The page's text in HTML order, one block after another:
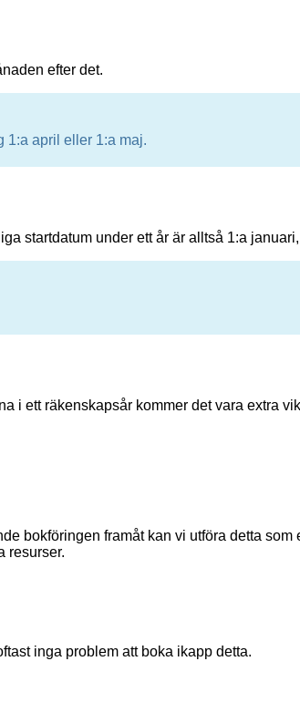
efter det.
1:a april eller 1:a maj.
startdatum under ett år är alltså 1:a
i ett räkenskapsår kommer det vara extra
bokföringen framåt kan vi utföra detta
resurser.
inga problem att boka ikapp detta.